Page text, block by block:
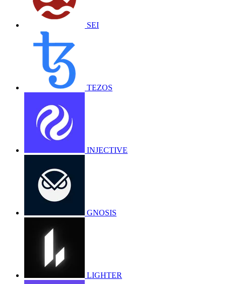
SEI
TEZOS
INJECTIVE
GNOSIS
LIGHTER